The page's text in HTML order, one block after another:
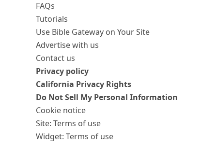
FAQs
Tutorials
Use Bible Gateway on Your Site
Advertise with us
Contact us
Privacy policy
California Privacy Rights
Do Not Sell My Personal Information
Cookie notice
Site: Terms of use
Widget: Terms of use